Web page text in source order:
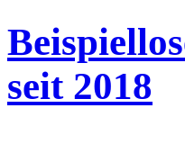
seit 2018